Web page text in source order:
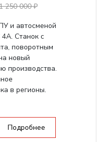
250 000 ₽
и автосменой
Станок с
поворотным
новый
производства.
в регионы.
Подробнее